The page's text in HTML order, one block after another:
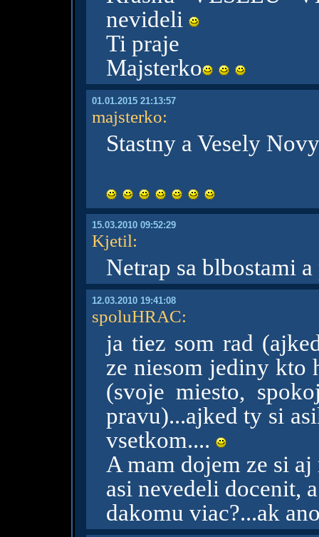
nevideli
Ti praje
Majsterko
01.01.2015 21:13:57
majsterko:
Stastny a Vesely
15.03.2010 09:52:29
Kjetil:
Netrap sa blbostami
12.03.2010 19:41:08
spoluHRAC:
ja tiez som rad
ze niesom jediny kto
(svoje miesto,
pravu)...ajked ty si
vsetkom....
A mam dojem ze si
asi nevedeli docenit,
dakomu viac?...ak